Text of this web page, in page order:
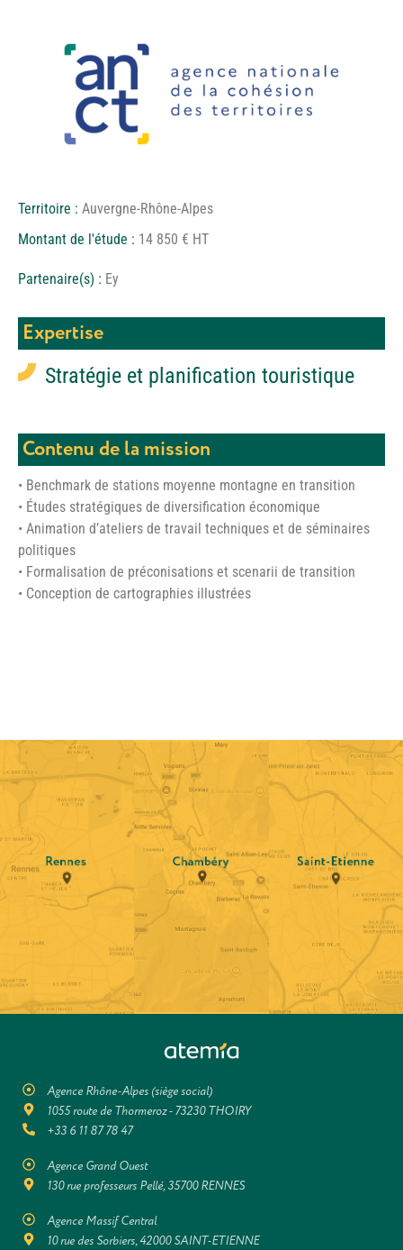
Territoire : Auvergne-Rhône-Alpes
Montant de l'étude : 14 850 € HT
Partenaire(s) : Ey
Expertise
Stratégie et planification touristique
Contenu de la mission
• Benchmark de stations moyenne montagne en transition
• Études stratégiques de diversification économique
• Animation d’ateliers de travail techniques et de séminaires
politiques
• Formalisation de préconisations et scenarii de transition
• Conception de cartographies illustrées
Agence Rhône-Alpes (siège social)
1055 route de Thormeroz - 73230 THOIRY
+33 6 11 87 78 47
Agence Grand Ouest
130 rue professeurs Pellé, 35700 RENNES
Agence Massif Central
10 rue des Sorbiers, 42000 SAINT-ETIENNE